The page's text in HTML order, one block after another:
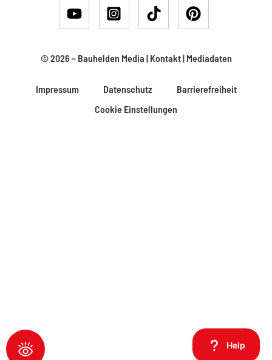
© 2026 – Bauhelden Media | Kontakt| Mediadaten
Impressum Datenschutz
Barrierefreiheit
Cookie Einstellungen